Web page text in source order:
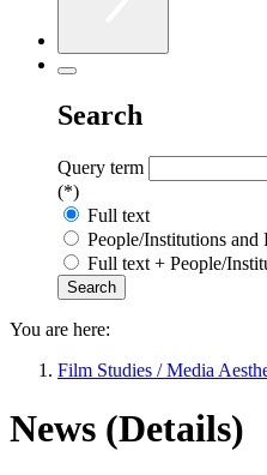
Search
Query term
(*)
Full text
People/Institutions and
Full text + People/
You are here:
Film Studies / Media
News (Details)